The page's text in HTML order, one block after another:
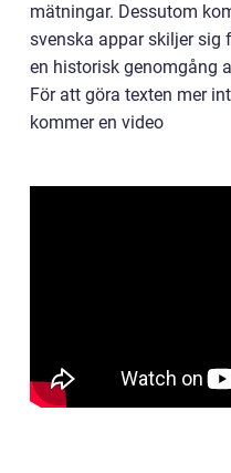
mätningar. Dessutom
svenska appar skiljer sig
en historisk genomgång
För att göra texten mer
kommer en video